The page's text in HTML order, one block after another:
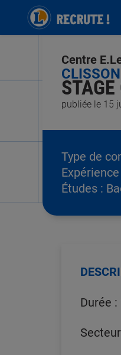
publiée le 15
Centre
Type de
Expérience
Études :
Durée